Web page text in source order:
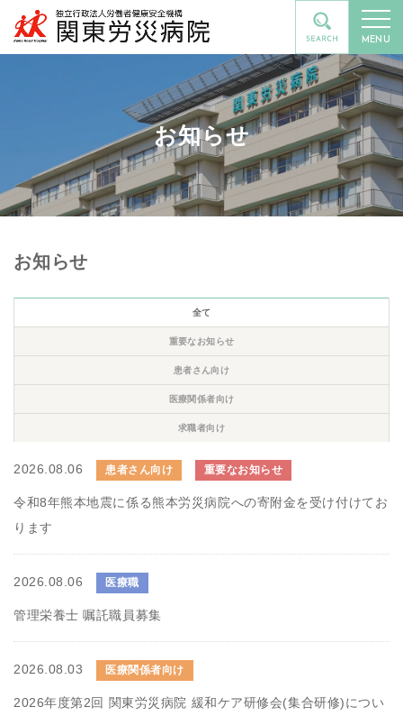
MENU
お知らせ
お知らせ
全て
重要なお知らせ
患者さん向け
医療関係者向け
求職者向け
2026.08.06 患者さん向け 重要なお知らせ
令和8年熊本地震に係る熊本労災病院への寄附金を受け付けてお
ります
2026.08.06 医療職
管理栄養士 嘱託職員募集
2026.08.03 医療関係者向け
2026年度第2回 関東労災病院 緩和ケア研修会(集合研修)につい